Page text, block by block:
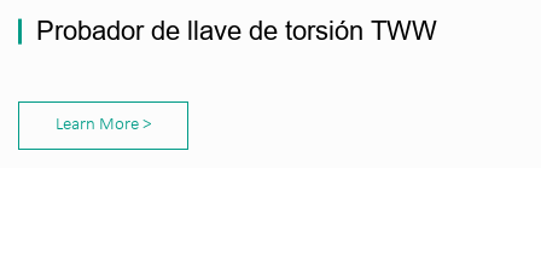
Probador de llave de torsión TWW
Learn More >